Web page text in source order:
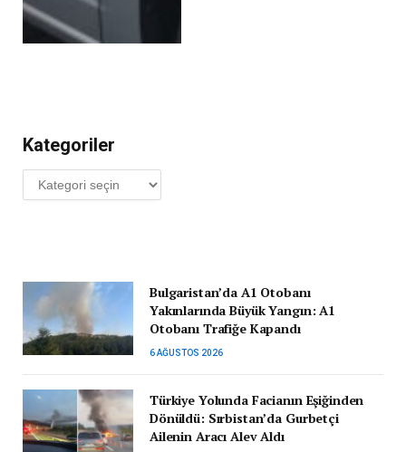
Kategoriler
Kategoriler
Bulgaristan’da A1 Otobanı
Yakınlarında Büyük Yangın: A1
Otobanı Trafiğe Kapandı
6 AĞUSTOS 2026
Türkiye Yolunda Facianın Eşiğinden
Dönüldü: Sırbistan’da Gurbetçi
Ailenin Aracı Alev Aldı